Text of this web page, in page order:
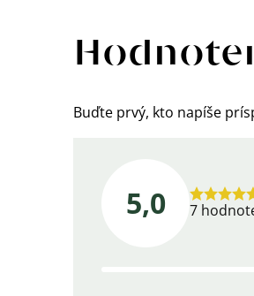
Buďte prvý, kto napíše
5,0 7
hodnotení